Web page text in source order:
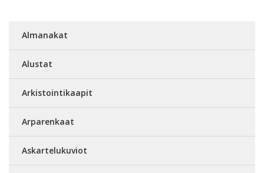
Almanakat
Alustat
Arkistointikaapit
Arparenkaat
Askartelukuviot